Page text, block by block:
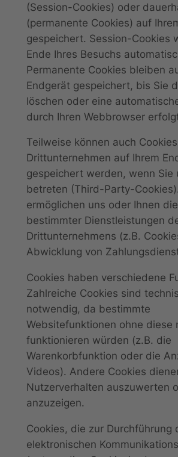
(Session-Cookies) oder
(permanente Cookies) auf
gespeichert. Session-Cookies
Ende Ihres Besuchs
Permanente Cookies bleiben
Endgerät gespeichert, bis Sie
löschen oder eine
durch Ihren Webbrowser
Teilweise können auch
Drittunternehmen auf Ihrem
gespeichert werden, wenn Sie
betreten (Third-Party-
ermöglichen uns oder Ihnen
bestimmter Dienstleistungen
Drittunternehmens (z.B.
Abwicklung von
Cookies haben verschiedene
Zahlreiche Cookies sind
notwendig, da bestimmte
Websitefunktionen ohne diese
funktionieren würden (z.B. die
Warenkorbfunktion oder die
Videos). Andere Cookies
Nutzerverhalten auszuwerten
anzuzeigen.
Cookies, die zur Durchführung
elektronischen